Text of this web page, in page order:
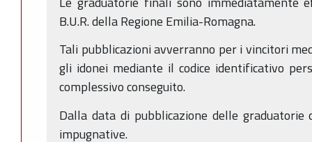
B.U.R. della Regione Emilia-Romagna.
Tali pubblicazioni avverranno per i vincitori
gli idonei mediante il codice identificativo
complessivo conseguito.
Dalla data di pubblicazione delle
impugnative.